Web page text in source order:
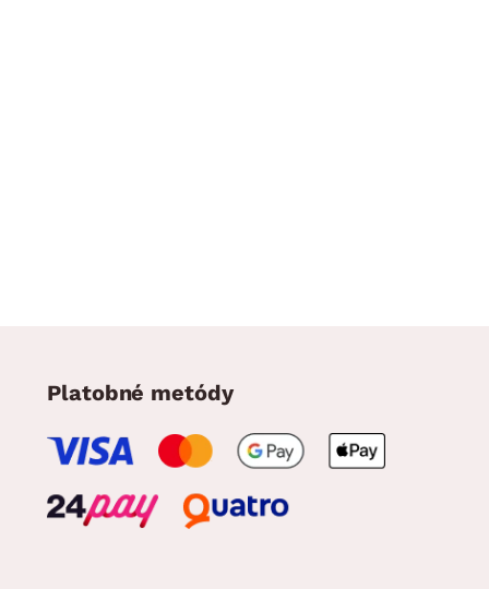
Platobné metódy